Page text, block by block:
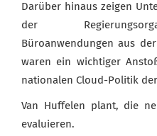
Darüber hinaus zeigen
der
Büroanwendungen aus
waren ein wichtiger
nationalen Cloud-Politik
Van Huffelen plant, die
evaluieren.